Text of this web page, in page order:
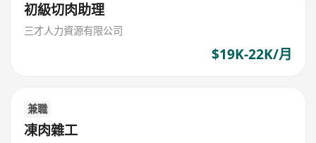
初級切肉助理
三才人力資源有限公司
$19K-22K/月
兼職
凍肉雜工